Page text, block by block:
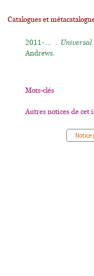
Catalogues et
2011-.... .
Andrews.
Mots-clés
Autres notices de cet
Notice